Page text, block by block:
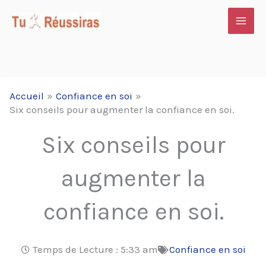
Accueil
Confiance en soi
Six conseils pour augmenter la confiance en soi.
Six conseils pour
augmenter la
confiance en soi.
Temps de Lecture : 5:33 am Confiance en soi